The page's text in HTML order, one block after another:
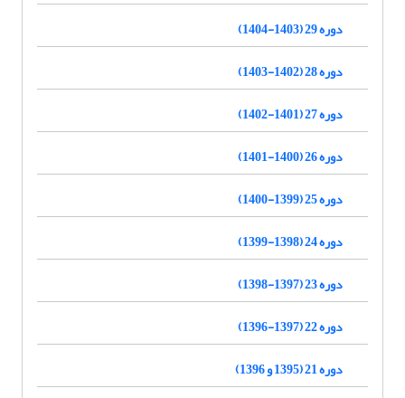
دوره 29 (1403-1404)
دوره 28 (1402-1403)
دوره 27 (1401-1402)
دوره 26 (1400-1401)
دوره 25 (1399-1400)
دوره 24 (1398-1399)
دوره 23 (1397-1398)
دوره 22 (1397-1396)
دوره 21 (1395 و 1396)